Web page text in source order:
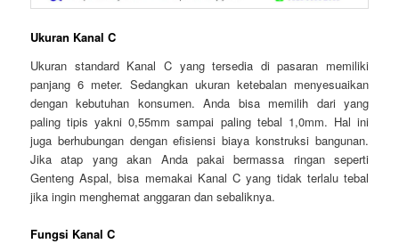
Ukuran Kanal C
Ukuran standard Kanal C yang tersedia di pasaran memiliki
panjang 6 meter. Sedangkan ukuran ketebalan menyesuaikan
dengan kebutuhan konsumen. Anda bisa memilih dari yang
paling tipis yakni 0,55mm sampai paling tebal 1,0mm. Hal ini
juga berhubungan dengan efisiensi biaya konstruksi bangunan.
Jika atap yang akan Anda pakai bermassa ringan seperti
Genteng Aspal, bisa memakai Kanal C yang tidak terlalu tebal
jika ingin menghemat anggaran dan sebaliknya.
Fungsi Kanal C